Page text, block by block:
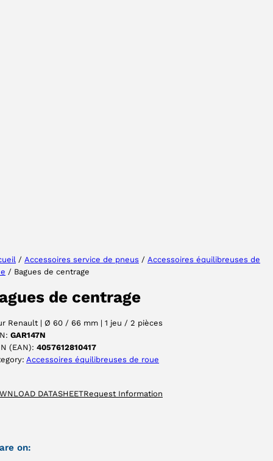
/ Accessoires service de pneus / Accessoires équilibreuses de
/ Bagues de centrage
de centrage
Renault | Ø 60 / 66 mm | 1 jeu / 2 pièces
GAR147N
(EAN): 4057612810417
Accessoires équilibreuses de roue
DATASHEETRequest Information
on: